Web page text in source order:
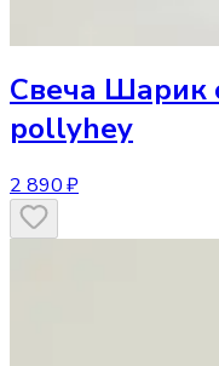
Свеча Шарик
pollyhey
2 890 ₽